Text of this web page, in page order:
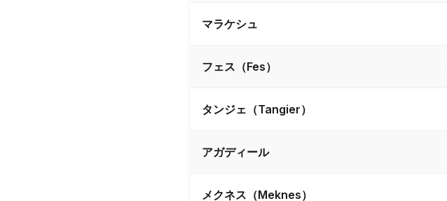
マラケシュ
フェス（Fes）
タンジェ（Tangier）
アガディール
メクネス（Meknes）